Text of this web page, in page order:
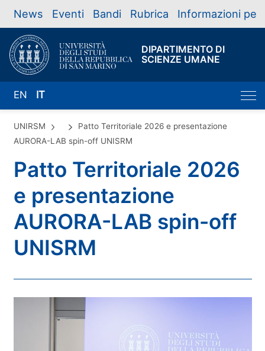
News Eventi Bandi Rubrica Informazioni per
DIPARTIMENTO DI
SCIENZE UMANE
EN IT
UNIRSM
Patto Territoriale 2026 e presentazione
AURORA-LAB spin-off UNISRM
Patto Territoriale 2026
e presentazione
AURORA-LAB spin-off
UNISRM